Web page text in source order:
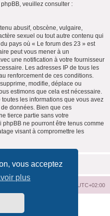
vous acceptez
plus
veuillez consulter :
abusif, obscène, vulgaire,
sexuel ou tout autre contenu qui
pays où « Le forum des 23 » est
peut vous mener à un
une notification à votre fournisseur
Les adresses IP de tous les
renforcement de ces conditions.
modifie, déplace ou
estimons que cela est nécessaire.
les informations que vous avez
données. Bien que ces
tierce partie sans votre
ne pourront être tenus comme
visant à compromettre les
UTC+02:00
Software © phpBB Limited
fr.com